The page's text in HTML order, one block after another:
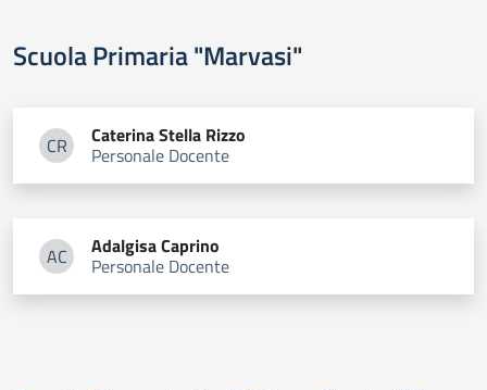
Scuola Primaria "Marvasi"
CRCaterina Stella Rizzo
Caterina Stella Rizzo
Personale Docente
ACAdalgisa Caprino
AdalgisaCaprino
Personale Docente